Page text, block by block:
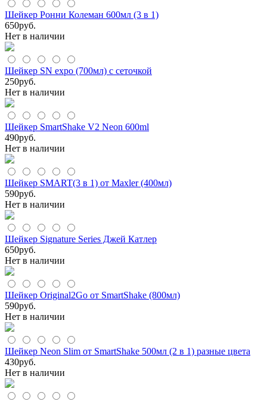
Шейкер Ронни Колеман 600мл (3 в 1)
650руб.
Нет в наличии
Шейкер SN expo (700мл) с сеточкой
250руб.
Нет в наличии
Шейкер SmartShake V2 Neon 600ml
490руб.
Нет в наличии
Шейкер SMART(3 в 1) от Maxler (400мл)
590руб.
Нет в наличии
Шейкер Signature Series Джей Катлер
650руб.
Нет в наличии
Шейкер Original2Go от SmartShake (800мл)
590руб.
Нет в наличии
Шейкер Neon Slim от SmartShake 500мл (2 в 1) разные цвета
430руб.
Нет в наличии